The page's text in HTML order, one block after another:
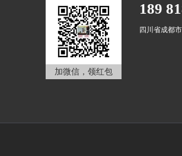
加微信，领红包
189
四川省成都